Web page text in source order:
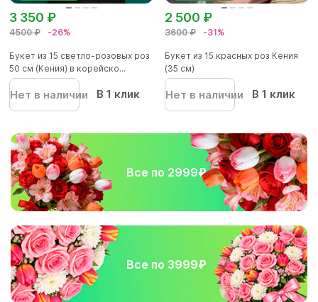
4500 ₽ -26%
3 350 ₽
Букет из 15 светло-розовых роз
50 см (Кения) в корейско...
Нет в наличии В 1 клик
3600 ₽ -31%
2 500 ₽
Букет из 15 красных роз Кения
(35 см)
Нет в наличии В 1 клик
Все по 2999₽
Все по 3999₽